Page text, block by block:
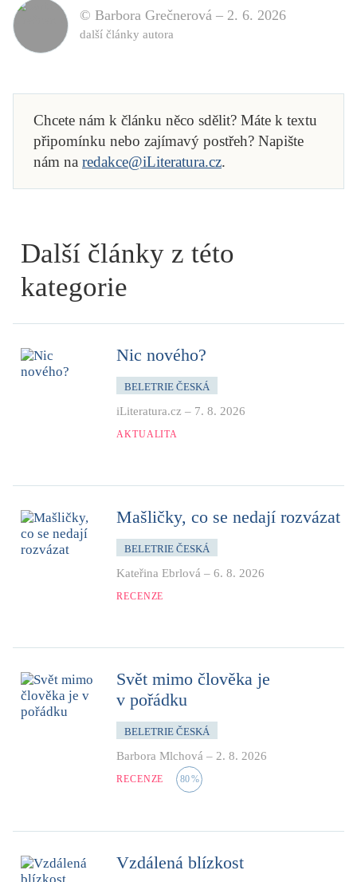
© Barbora Grečnerová – 2. 6. 2026
další články autora
Chcete nám k článku něco sdělit? Máte k textu
připomínku nebo zajímavý postřeh? Napište
nám na redakce@iLiteratura.cz.
Další články z této
kategorie
Nic nového?
BELETRIE ČESKÁ
iLiteratura.cz – 7. 8. 2026
AKTUALITA
Mašličky, co se nedají rozvázat
BELETRIE ČESKÁ
Kateřina Ebrlová – 6. 8. 2026
RECENZE
Svět mimo člověka je
v pořádku
BELETRIE ČESKÁ
Barbora Mlchová – 2. 8. 2026
RECENZE 80%
Vzdálená blízkost